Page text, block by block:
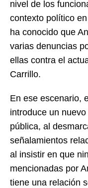
nivel de los
contexto político
ha conocido que
varias denuncias
ellas contra el
Carrillo.
En ese escenario,
introduce un
pública, al
señalamientos
al insistir en que
mencionadas por
tiene una relación